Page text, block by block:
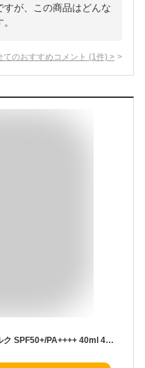
が、この商品はどんな
てのおすすめコメント (1 件) >
ビオレ UV さらさらパーフェクトミルク SPF50+/PA++++ 40ml 40ミリリットル (x 1)